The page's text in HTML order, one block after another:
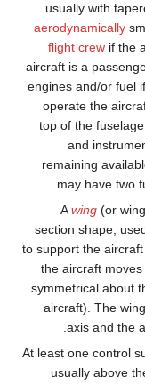
usually with
aerodynamically
flight crewif the
aircraft is a
engines and/or fuel
operate the
top of the
and
remaining
may have two
Awing(or
section shape,
to support the
the aircraft
symmetrical about
aircraft). The
axis and the
At least one control
usually above